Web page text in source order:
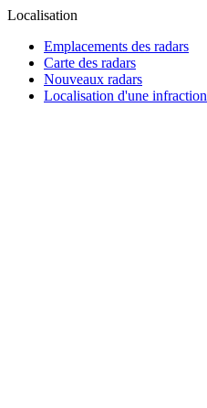
Localisation
Emplacements des radars
Carte des radars
Nouveaux radars
Localisation d'une infraction